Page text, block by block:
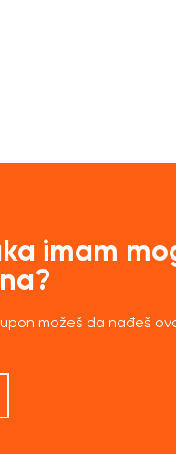
imam
možeš da nađeš